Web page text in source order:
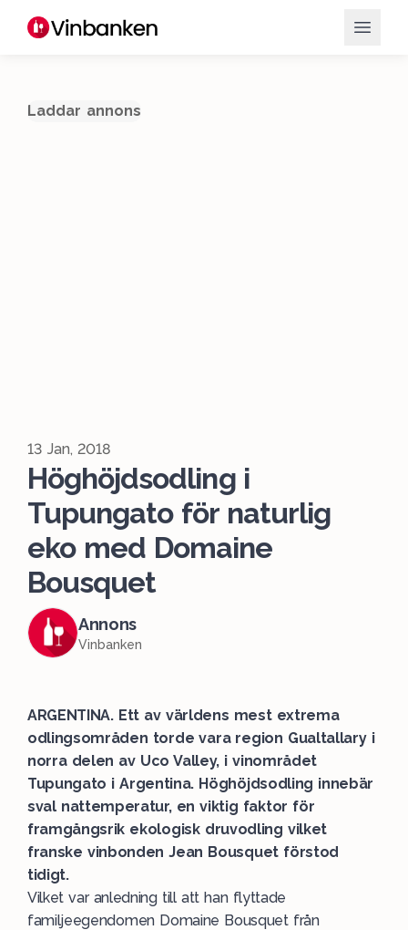
Laddar annons
13 Jan, 2018
Höghöjdsodling i
Tupungato för naturlig
eko med Domaine
Bousquet
Annons
Vinbanken
ARGENTINA. Ett av världens mest extrema
odlingsområden torde vara region Gualtallary i
norra delen av Uco Valley, i vinområdet
Tupungato i Argentina. Höghöjdsodling innebär
sval nattemperatur, en viktig faktor för
framgångsrik ekologisk druvodling vilket
franske vinbonden Jean Bousquet förstod
tidigt.
Vilket var anledning till att han flyttade
familjeegendomen Domaine Bousquet från